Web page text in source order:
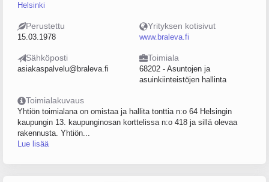
Helsinki
Perustettu
15.03.1978
Yrityksen kotisivut
www.braleva.fi
Sähköposti
asiakaspalvelu@braleva.fi
Toimiala
68202 - Asuntojen ja
asuinkiinteistöjen hallinta
Toimialakuvaus
Yhtiön toimialana on omistaa ja hallita tonttia n:o 64 Helsingin
kaupungin 13. kaupunginosan korttelissa n:o 418 ja sillä olevaa
rakennusta. Yhtiön...
Lue lisää